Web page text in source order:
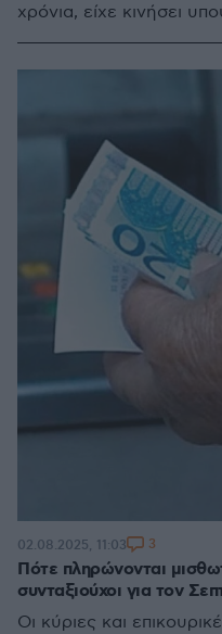
χρόνια, είχε κινήσει
Πότε πληρώνονται
συνταξιούχοι για τον
Οι κύριες και
02.08.2025, 11:03 3